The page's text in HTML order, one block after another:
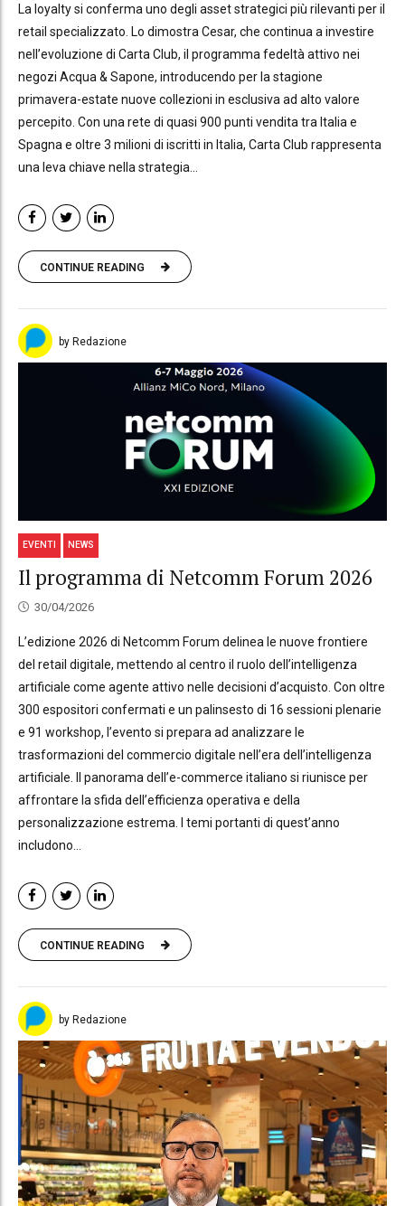
La loyalty si conferma uno degli asset strategici più rilevanti per il
retail specializzato. Lo dimostra Cesar, che continua a investire
nell’evoluzione di Carta Club, il programma fedeltà attivo nei
negozi Acqua & Sapone, introducendo per la stagione
primavera-estate nuove collezioni in esclusiva ad alto valore
percepito. Con una rete di quasi 900 punti vendita tra Italia e
Spagna e oltre 3 milioni di iscritti in Italia, Carta Club rappresenta
una leva chiave nella strategia...
CONTINUE READING
by Redazione
EVENTI NEWS
Il programma di Netcomm Forum 2026
30/04/2026
L’edizione 2026 di Netcomm Forum delinea le nuove frontiere
del retail digitale, mettendo al centro il ruolo dell’intelligenza
artificiale come agente attivo nelle decisioni d’acquisto. Con oltre
300 espositori confermati e un palinsesto di 16 sessioni plenarie
e 91 workshop, l’evento si prepara ad analizzare le
trasformazioni del commercio digitale nell’era dell’intelligenza
artificiale. Il panorama dell’e-commerce italiano si riunisce per
affrontare la sfida dell’efficienza operativa e della
personalizzazione estrema. I temi portanti di quest’anno
includono...
CONTINUE READING
by Redazione